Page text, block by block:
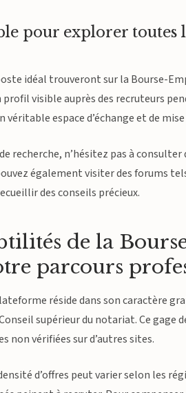
pour explorer toutes
idéal trouveront sur la Bourse-
visible auprès des recruteurs
véritable espace d’échange et de
recherche, n’hésitez pas à
également visiter des forums
des conseils précieux.
de la
parcours
réside dans son caractère
supérieur du notariat. Ce
non vérifiées sur d’autres sites.
d’offres peut varier selon les